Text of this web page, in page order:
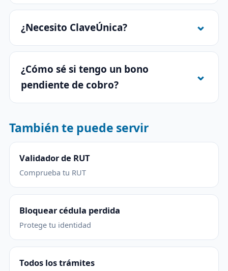
¿Necesito ClaveÚnica?
¿Cómo sé si tengo un bono
pendiente de cobro?
También te puede servir
Validador de RUT
Comprueba tu RUT
Bloquear cédula perdida
Protege tu identidad
Todos los trámites